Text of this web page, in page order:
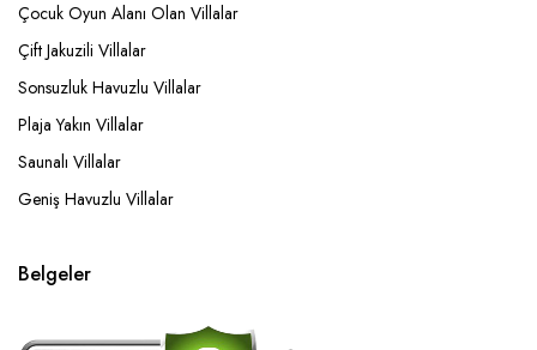
Çocuk Oyun Alanı Olan Villalar
Çift Jakuzili Villalar
Sonsuzluk Havuzlu Villalar
Plaja Yakın Villalar
Saunalı Villalar
Geniş Havuzlu Villalar
Belgeler